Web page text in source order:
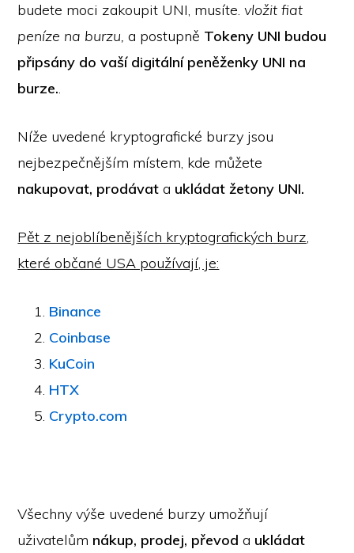
budete moci zakoupit UNI, musíte.vložit fiat
peníze na burzu, a postupně Tokeny UNI budou
připsány do vaší digitální peněženky UNI na
burze..
Níže uvedené kryptografické burzy jsou
nejbezpečnějším místem, kde můžete
nakupovat, prodávat a ukládat žetony UNI.
Pět z nejoblíbenějších kryptografických burz,
které občané USA používají, je:
Binance
Coinbase
KuCoin
HTX
Crypto.com
Všechny výše uvedené burzy umožňují
uživatelům nákup, prodej, převod a ukládat